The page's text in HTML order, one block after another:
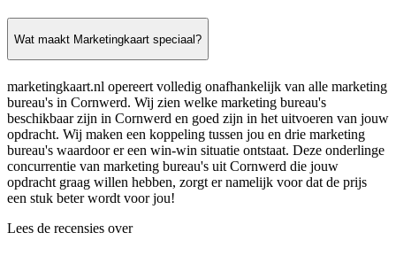
Wat maakt Marketingkaart speciaal?
marketingkaart.nl opereert volledig onafhankelijk van alle marketing
bureau's in Cornwerd. Wij zien welke marketing bureau's
beschikbaar zijn in Cornwerd en goed zijn in het uitvoeren van jouw
opdracht. Wij maken een koppeling tussen jou en drie marketing
bureau's waardoor er een win-win situatie ontstaat. Deze onderlinge
concurrentie van marketing bureau's uit Cornwerd die jouw
opdracht graag willen hebben, zorgt er namelijk voor dat de prijs
een stuk beter wordt voor jou!
Lees de recensies over